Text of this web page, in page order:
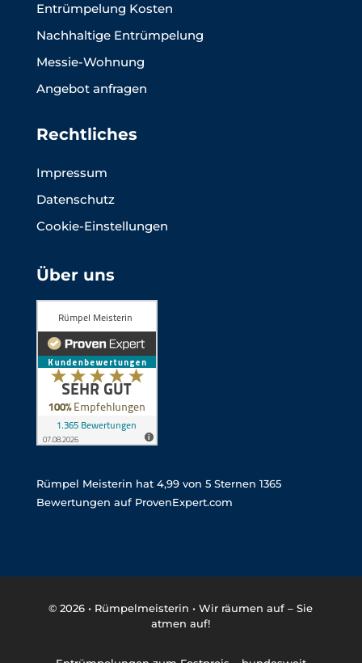
Entrümpelung Kosten
Nachhaltige Entrümpelung
Messie-Wohnung
Angebot anfragen
Rechtliches
Impressum
Datenschutz
Cookie-Einstellungen
Über uns
Rümpel Meisterin hat 4,99von 5Sternen 1365
Bewertungen auf ProvenExpert.com
© 2026 • Rümpelmeisterin • Wir räumen auf – Sie
atmen auf!